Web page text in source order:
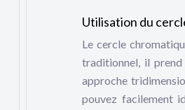
Utilisation du
Le cercle
traditionnel, il
approche
pouvez facilement